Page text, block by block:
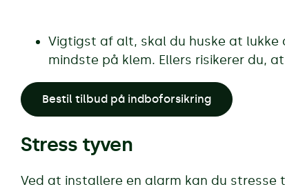
Vigtigst af alt, skal du huske at
mindste på klem. Ellers risikerer du,
Bestil tilbud på indboforsikring
Stress tyven
Ved at installere en alarm kan du